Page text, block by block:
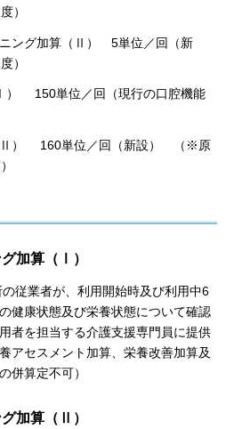
）
ング加算（Ⅱ） 5単位／回（新
）
150単位／回（現行の口腔機能
） 160単位／回（新設） （※原
加算（Ⅰ）
従業者が、利用開始時及び利用中6
健康状態及び栄養状態について確認
者を担当する介護支援専門員に提供
アセスメント加算、栄養改善加算及
併算定不可）
加算（Ⅱ）